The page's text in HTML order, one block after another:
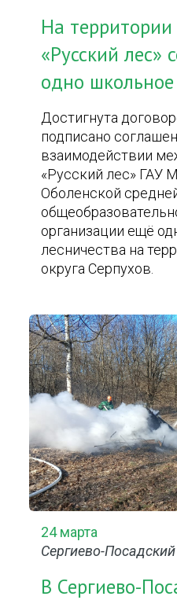
На
«Русский лес»
одно школьное
Достигнута
подписано
взаимодействии
«Русский лес» ГАУ
Оболенской
организации ещё
лесничества на
округа Серпухов.
24 марта
Сергиево-
В Сергиево-